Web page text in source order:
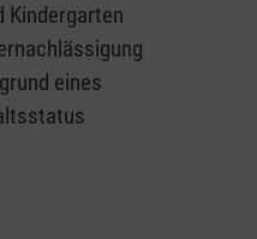
Kindergarten
eines